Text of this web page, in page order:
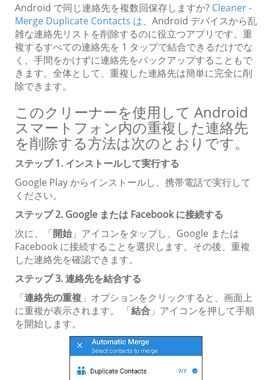
Android で同じ連絡先を複数回保存しますか? Cleaner -
Merge Duplicate Contacts は、Android デバイスから乱
雑な連絡先リストを削除するのに役立つアプリです。重
複するすべての連絡先を 1 タップで結合できるだけでな
く、手間をかけずに連絡先をバックアップすることもで
きます。全体として、重複した連絡先は簡単に完全に削
除できます。
このクリーナーを使用して Android
スマートフォン内の重複した連絡先
を削除する方法は次のとおりです。
ステップ 1. インストールして実行する
Google Play からインストールし、携帯電話で実行して
ください。
ステップ 2. Google または Facebook に接続する
次に、「開始 」アイコンをタップし、Google または
Facebook に接続することを選択します。その後、重複
した連絡先を確認できます。
ステップ 3. 連絡先を結合する
「連絡先の重複 」オプションをクリックすると、画面上
に重複が表示されます。 「結合 」アイコンを押して手順
を開始します。